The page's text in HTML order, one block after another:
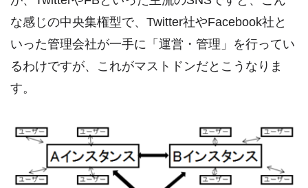
な感じの中央集権型で、Twitter社やFacebook社と
いった管理会社が一手に「運営・管理」を行ってい
るわけですが、これがマストドンだとこうなりま
す。